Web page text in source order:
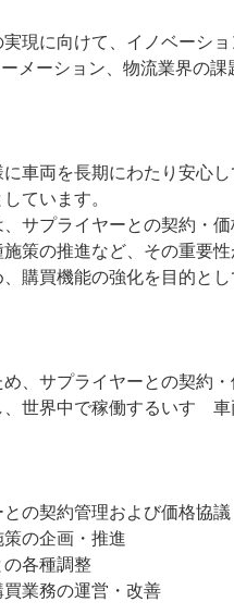
現に向けて、イノベーシ
メーション、物流業界の課
車両を長期にわたり安心
ています。
サプライヤーとの契約・
策の推進など、その重要性
購買機能の強化を目的と
、サプライヤーとの契約
世界中で稼働するいすゞ
の契約管理および価格協議
の企画・推進
の各種調整
買業務の運営・改善